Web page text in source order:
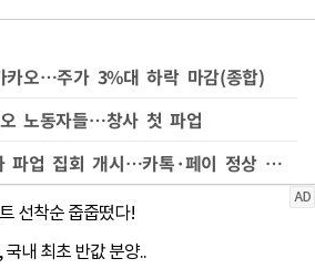
카오…주가 3%대 하락 마감(종합)
노동자들…창사 첫 파업
카카오 노조, 첫 본사 파업 집회 개시…카톡·페이 정상 운영 중